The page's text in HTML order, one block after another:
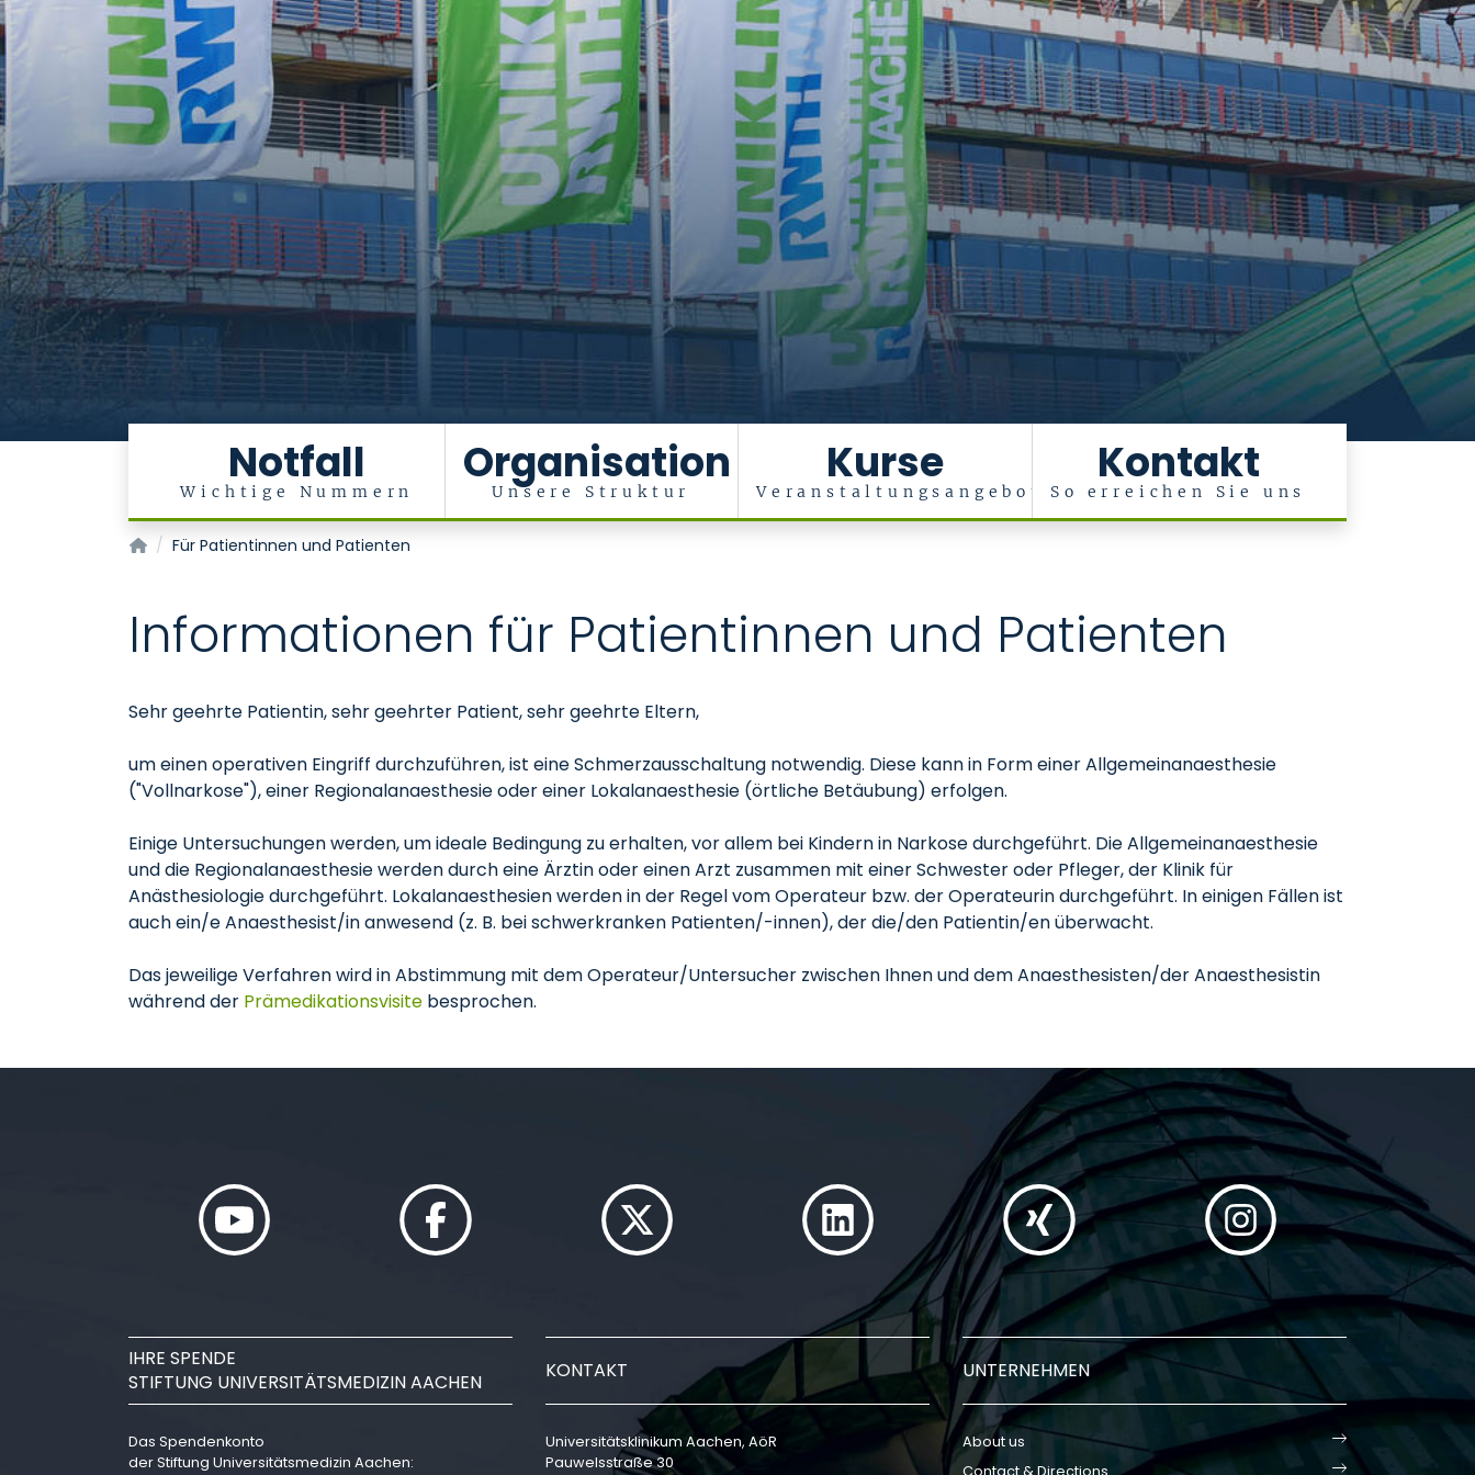
Notfall
Wichtige Nummern
Organisation
Unsere Struktur
Kurse
Veranstaltungsangebot
Kontakt
So erreichen Sie uns
Klinik für Anästhesiologie
Für Patientinnen und Patienten
Informationen für Patientinnen und Patienten
Sehr geehrte Patientin, sehr geehrter Patient, sehr geehrte Eltern,
um einen operativen Eingriff durchzuführen, ist eine Schmerzausschaltung notwendig. Diese kann in Form einer Allgemeinanaesthesie
("Vollnarkose"), einer Regionalanaesthesie oder einer Lokalanaesthesie (örtliche Betäubung) erfolgen.
Einige Untersuchungen werden, um ideale Bedingung zu erhalten, vor allem bei Kindern in Narkose durchgeführt. Die Allgemeinanaesthesie
und die Regionalanaesthesie werden durch eine Ärztin oder einen Arzt zusammen mit einer Schwester oder Pfleger, der Klinik für
Anästhesiologie durchgeführt. Lokalanaesthesien werden in der Regel vom Operateur bzw. der Operateurin durchgeführt. In einigen Fällen ist
auch ein/e Anaesthesist/in anwesend (z. B. bei schwerkranken Patienten/-innen), der die/den Patientin/en überwacht.
Das jeweilige Verfahren wird in Abstimmung mit dem Operateur/Untersucher zwischen Ihnen und dem Anaesthesisten/der Anaesthesistin
während der Prämedikationsvisite besprochen.
IHRE SPENDE
STIFTUNG UNIVERSITÄTSMEDIZIN AACHEN
Das Spendenkonto
der Stiftung Universitätsmedizin Aachen:
KONTAKT
Universitätsklinikum Aachen, AöR
Pauwelsstraße 30
UNTERNEHMEN
About us
Contact & Directions